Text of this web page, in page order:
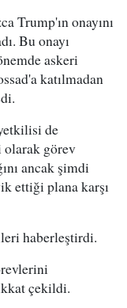
Trump'ın onayını
Bu onayı
askeri
katılmadan
de
olarak görev
ancak şimdi
ettiği plana karşı
haberleştirdi.
çekildi.